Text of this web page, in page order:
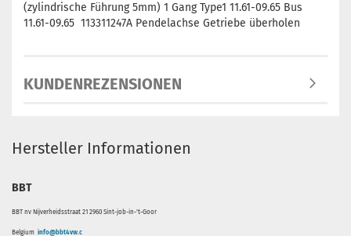
(zylindrische Führung 5mm) 1 Gang Type1 11.61-09.65 Bus
11.61-09.65 113311247A Pendelachse Getriebe überholen
KUNDENREZENSIONEN
Hersteller Informationen
BBT
BBT nv Nijverheidsstraat 21 2960 Sint-job-in-'t-Goor
Belgium info@bbt4vw.c